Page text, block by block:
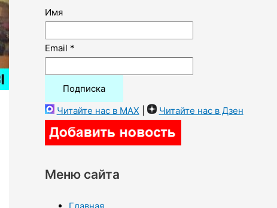
Имя
Email *
Читайте нас в MAX Читайте нас в Дзен
Меню сайта